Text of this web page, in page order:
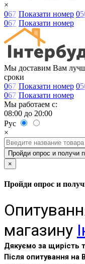
×
067 Показати номер 05
067 Показати номер
Мы доставим Вам
сроки
067 Показати номер 05
067 Показати номер
Мы работаем с:
08:00 до 20:00
Рус
×
Пройди опрос и получи
×
Пройди опрос и